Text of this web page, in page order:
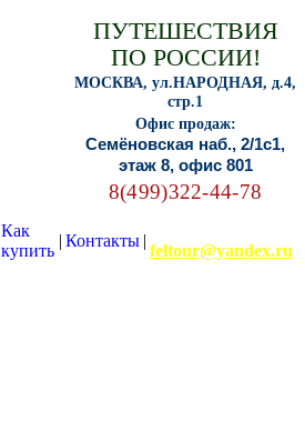
ПУТЕШЕСТВИЯ
ПО РОССИИ!
МОСКВА, ул.НАРОДНАЯ, д.4,
стр.1
Офис продаж:
Семёновская наб., 2/1с1,
этаж 8, офис 801
8(499)322-44-78
Как
купить
| Контакты |
feltour@yandex.ru